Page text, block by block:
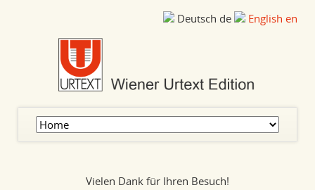
Deutsch de Englishen
Navigation
überspringen
Vielen Dank für Ihren Besuch!